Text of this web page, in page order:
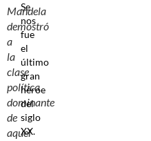
Mandela
demostró
a
la
clase
política
dominante
de
aquel
Se
nos
fue
el
último
gran
héroe
del
siglo
XX.